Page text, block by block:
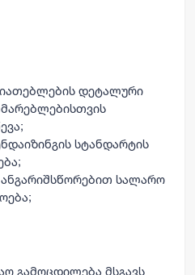
დეტალური
სტანდარტის
სალარო
გამოცდილება მსგავს